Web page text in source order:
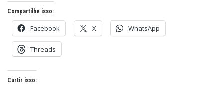
Compartilhe isso:
Facebook X WhatsApp
Threads
Curtir isso: